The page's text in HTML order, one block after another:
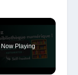
Now Playing